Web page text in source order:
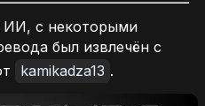
с некоторыми
был извлечён с
kamikadza13 .